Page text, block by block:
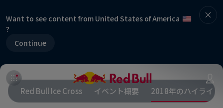
Want to see content from United States of America
?
Continue
Red Bull Ice Cross イベント概要 2018年のハイライト